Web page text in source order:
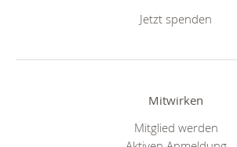
Jetzt spenden
Mitwirken
Mitglied werden